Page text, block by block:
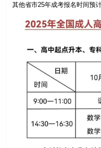
其他省市25年成考报名时间预